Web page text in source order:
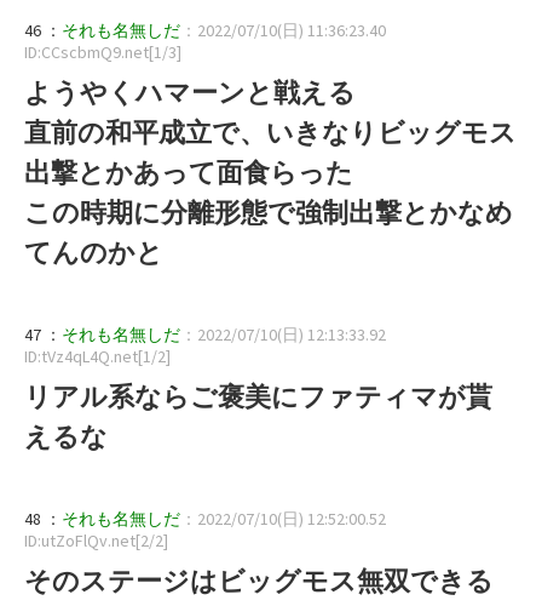
46 ： それも名無しだ ：2022/07/10(日) 11:36:23.40
ID:CCscbmQ9.net[1/3]
ようやくハマーンと戦える
直前の和平成立で、いきなりビッグモス
出撃とかあって面食らった
この時期に分離形態で強制出撃とかなめ
てんのかと
47 ： それも名無しだ ：2022/07/10(日) 12:13:33.92
ID:tVz4qL4Q.net[1/2]
リアル系ならご褒美にファティマが貰
えるな
48 ： それも名無しだ ：2022/07/10(日) 12:52:00.52
ID:utZoFlQv.net[2/2]
そのステージはビッグモス無双できる